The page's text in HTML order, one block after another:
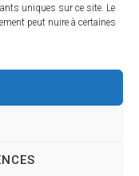
uniques sur ce site. Le
peut nuire à certaines